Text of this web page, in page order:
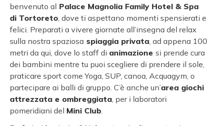
benvenuto al Palace Magnolia Family Hotel & Spa
di Tortoreto, dove ti aspettano momenti spensierati e
felici. Preparati a vivere giornate all’insegna del relax
sulla nostra spaziosa spiaggia privata, ad appena 100
metri da qui, dove lo staff di animazione si prende cura
dei bambini mentre tu puoi scegliere di prendere il sole,
praticare sport come Yoga, SUP, canoa, Acquagym, o
partecipare ai balli di gruppo. C’è anche un’area giochi
attrezzata e ombreggiata, per i laboratori
pomeridiani del Mini Club.